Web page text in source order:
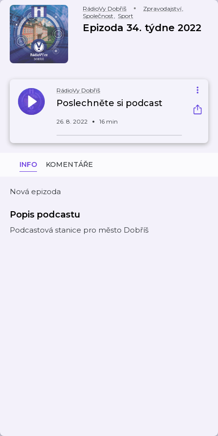
RádioVy Dobříš Zpravodajství,
Společnost, Sport
Epizoda 34. týdne 2022
RádioVy Dobříš
Poslechněte si podcast
26. 8. 2022 16 min
INFO KOMENTÁŘE
Nová epizoda
Popis podcastu
Podcastová stanice pro město Dobříš